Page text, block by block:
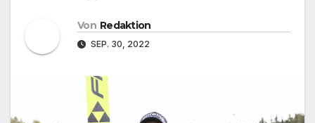
Von Redaktion
SEP. 30, 2022